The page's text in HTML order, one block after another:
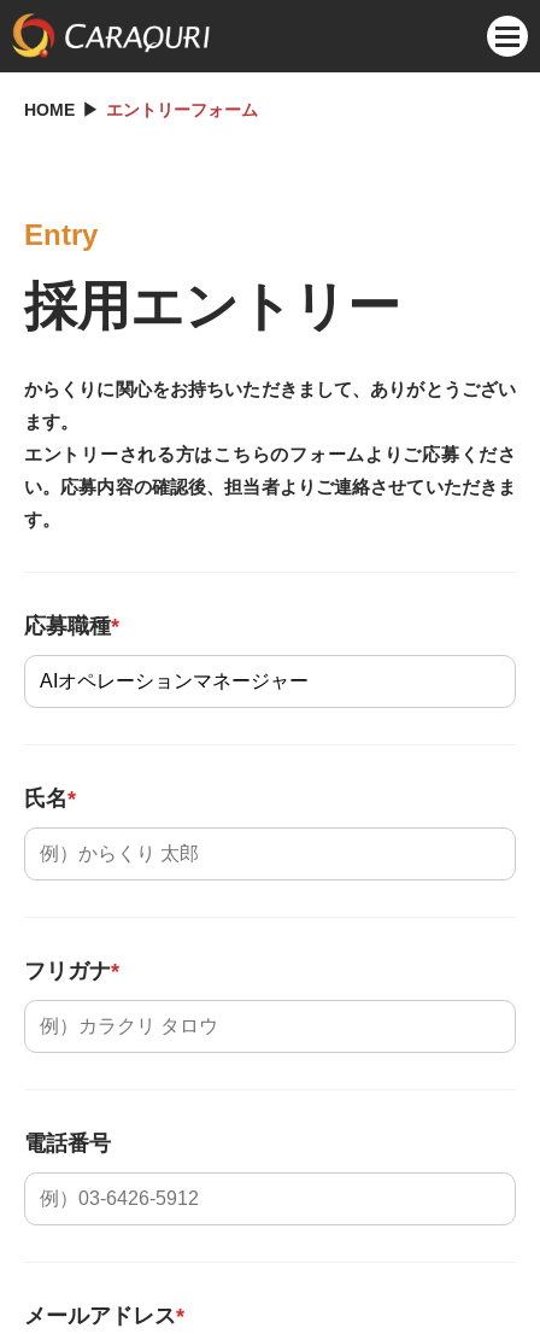
HOME エントリーフォーム
Entry
採用エントリー
からくりに関心をお持ちいただきまして、ありがとうござい
ます。
エントリーされる方はこちらのフォームよりご応募くださ
い。応募内容の確認後、担当者よりご連絡させていただきま
す。
応募職種*
氏名*
フリガナ*
電話番号
メールアドレス*